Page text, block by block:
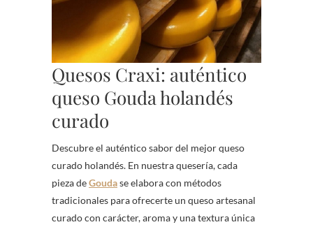
Quesos Craxi: auténtico
queso Gouda holandés
curado
Descubre el auténtico sabor del mejor queso
curado holandés. En nuestra quesería, cada
pieza deGoudase elabora con métodos
tradicionales para ofrecerte un queso artesanal
curado con carácter, aroma y una textura única